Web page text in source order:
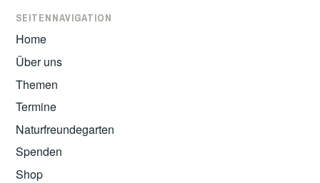
SEITENNAVIGATION
Home
Über uns
Themen
Termine
Naturfreundegarten
Spenden
Shop